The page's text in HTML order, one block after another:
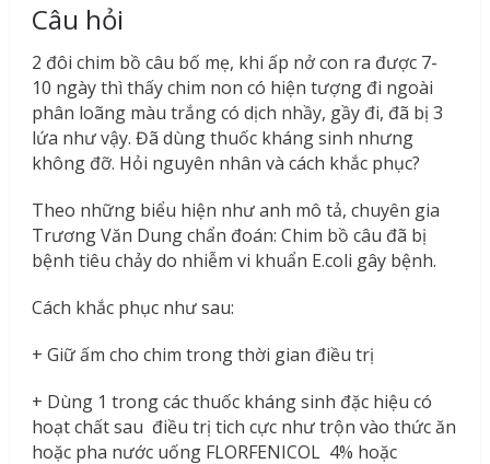
Câu hỏi
2 đôi chim bồ câu bố mẹ, khi ấp nở con ra được 7-
10 ngày thì thấy chim non có hiện tượng đi ngoài
phân loãng màu trắng có dịch nhầy, gầy đi, đã bị 3
lứa như vậy. Đã dùng thuốc kháng sinh nhưng
không đỡ. Hỏi nguyên nhân và cách khắc phục?
Theo những biểu hiện như anh mô tả, chuyên gia
Trương Văn Dung chẩn đoán: Chim bồ câu đã bị
bệnh tiêu chảy do nhiễm vi khuẩn E.coli gây bệnh.
Cách khắc phục như sau:
+ Giữ ấm cho chim trong thời gian điều trị
+ Dùng 1 trong các thuốc kháng sinh đặc hiệu có
hoạt chất sau điều trị tich cực như trộn vào thức ăn
hoặc pha nước uống FLORFENICOL 4% hoặc